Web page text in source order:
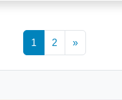
1 2 »